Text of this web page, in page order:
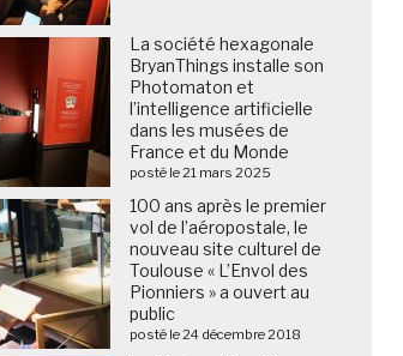
La société hexagonale
BryanThings installe son
Photomaton et
l’intelligence artificielle
dans les musées de
France et du Monde
posté le 21 mars 2025
100 ans après le premier
vol de l’aéropostale, le
nouveau site culturel de
Toulouse « L’Envol des
Pionniers » a ouvert au
public
posté le 24 décembre 2018